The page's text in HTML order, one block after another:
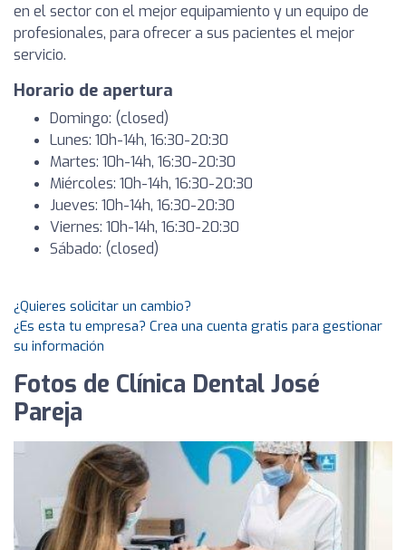
en el sector con el mejor equipamiento y un equipo de
profesionales, para ofrecer a sus pacientes el mejor
servicio.
Horario de apertura
Domingo: (closed)
Lunes: 10h-14h, 16:30-20:30
Martes: 10h-14h, 16:30-20:30
Miércoles: 10h-14h, 16:30-20:30
Jueves: 10h-14h, 16:30-20:30
Viernes: 10h-14h, 16:30-20:30
Sábado: (closed)
¿Quieres solicitar un cambio?
¿Es esta tu empresa? Crea una cuenta gratis para gestionar
su información
Fotos de Clínica Dental José
Pareja